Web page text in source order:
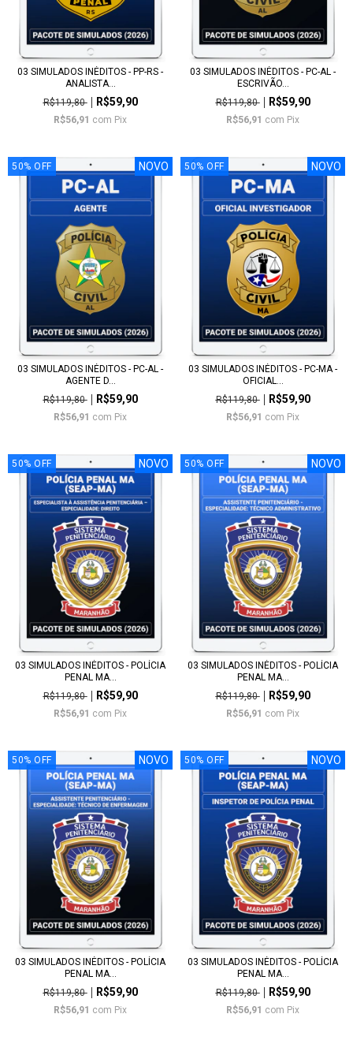
03 SIMULADOS INÉDITOS - PP-RS -
ANALISTA...
R$119,80
R$59,90
R$56,91 com Pix
03 SIMULADOS INÉDITOS - PC-AL -
ESCRIVÃO...
R$119,80
R$59,90
R$56,91 com Pix
50% OFF NOVO
03 SIMULADOS INÉDITOS - PC-AL -
AGENTE D...
R$119,80
R$59,90
R$56,91 com Pix
50% OFF NOVO
03 SIMULADOS INÉDITOS - PC-MA -
OFICIAL...
R$119,80
R$59,90
R$56,91 com Pix
50% OFF NOVO
03 SIMULADOS INÉDITOS - POLÍCIA
PENAL MA...
R$119,80
R$59,90
R$56,91 com Pix
50% OFF NOVO
03 SIMULADOS INÉDITOS - POLÍCIA
PENAL MA...
R$119,80
R$59,90
R$56,91 com Pix
50% OFF NOVO
03 SIMULADOS INÉDITOS - POLÍCIA
PENAL MA...
R$119,80
R$59,90
R$56,91 com Pix
50% OFF NOVO
03 SIMULADOS INÉDITOS - POLÍCIA
PENAL MA...
R$119,80
R$59,90
R$56,91 com Pix